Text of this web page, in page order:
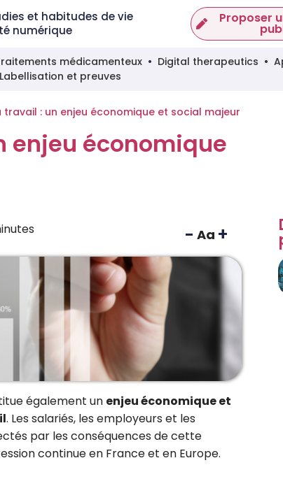
et habitudes de vie
numérique
Proposer
médicamenteux Digital therapeutics
Labellisation et preuves
travail : un enjeu économique et social majeur
enjeu économique
- Aa +
également un enjeu économique et
. Les salariés, les employeurs et les
par les conséquences de cette
continue en France et en Europe.